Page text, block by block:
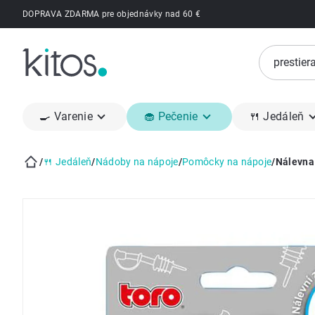
PrejsťDOPRAVA ZDARMA pre objednávky nad 60 €
🍳 Varenie 🧁 Pečenie 🍴 Jedáleň
/🍴 Jedáleň/Nádoby na nápoje/Pomôcky na nápoje/